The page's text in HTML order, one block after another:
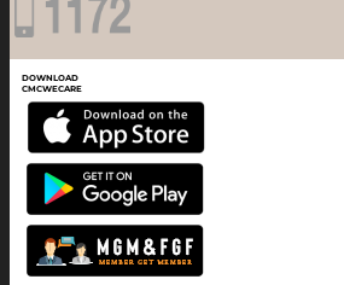
DOWNLOAD
CMCWECARE